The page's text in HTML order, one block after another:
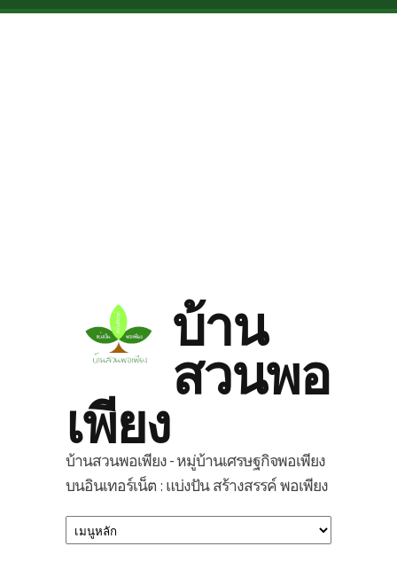
Skip to main content
บ้าน
สวนพอ
เพียง
บ้านสวนพอเพียง - หมู่บ้านเศรษฐกิจพอเพียง
บนอินเทอร์เน็ต : แบ่งปัน สร้างสรรค์ พอเพียง